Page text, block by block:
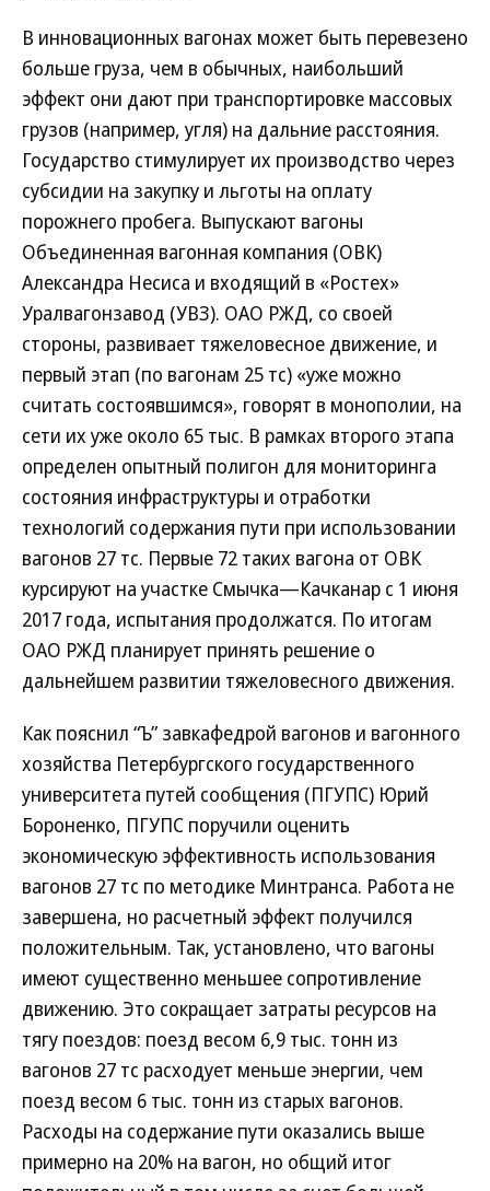
В инновационных вагонах может быть перевезено
больше груза, чем в обычных, наибольший
эффект они дают при транспортировке массовых
грузов (например, угля) на дальние расстояния.
Государство стимулирует их производство через
субсидии на закупку и льготы на оплату
порожнего пробега. Выпускают вагоны
Объединенная вагонная компания (ОВК)
Александра Несиса и входящий в «Ростех»
Уралвагонзавод (УВЗ). ОАО РЖД, со своей
стороны, развивает тяжеловесное движение, и
первый этап (по вагонам 25 тс) «уже можно
считать состоявшимся», говорят в монополии, на
сети их уже около 65 тыс. В рамках второго этапа
определен опытный полигон для мониторинга
состояния инфраструктуры и отработки
технологий содержания пути при использовании
вагонов 27 тс. Первые 72 таких вагона от ОВК
курсируют на участке Смычка—Качканар с 1 июня
2017 года, испытания продолжатся. По итогам
ОАО РЖД планирует принять решение о
дальнейшем развитии тяжеловесного движения.
Как пояснил “Ъ” завкафедрой вагонов и вагонного
хозяйства Петербургского государственного
университета путей сообщения (ПГУПС) Юрий
Бороненко, ПГУПС поручили оценить
экономическую эффективность использования
вагонов 27 тс по методике Минтранса. Работа не
завершена, но расчетный эффект получился
положительным. Так, установлено, что вагоны
имеют существенно меньшее сопротивление
движению. Это сокращает затраты ресурсов на
тягу поездов: поезд весом 6,9 тыс. тонн из
вагонов 27 тс расходует меньше энергии, чем
поезд весом 6 тыс. тонн из старых вагонов.
Расходы на содержание пути оказались выше
примерно на 20% на вагон, но общий итог